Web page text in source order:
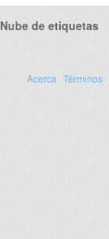
Nube de etiquetas
Acerca Términos